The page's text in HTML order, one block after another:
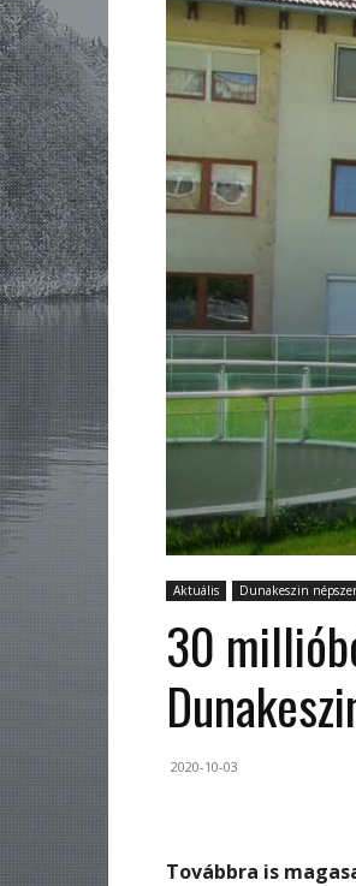
Aktuális Dunakeszin
30
2020-10-03
Továbbra is